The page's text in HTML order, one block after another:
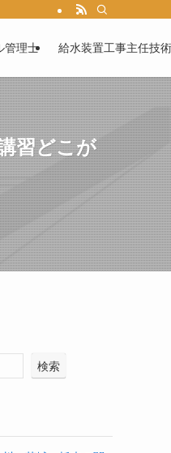
管理士 給水装置工事主任技
習どこが
検索